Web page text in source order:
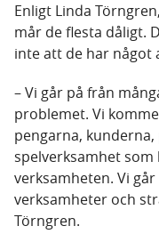
Enligt Linda
mår de flesta dåligt.
inte att de har något
– Vi går på från
problemet. Vi
pengarna,
spelverksamhet
verksamheten. Vi
verksamheter och
Törngren.